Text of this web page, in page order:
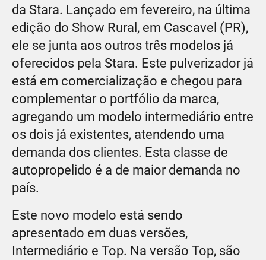
da Stara. Lançado em fevereiro, na última
edição do Show Rural, em Cascavel (PR),
ele se junta aos outros três modelos já
oferecidos pela Stara. Este pulverizador já
está em comercialização e chegou para
complementar o portfólio da marca,
agregando um modelo intermediário entre
os dois já existentes, atendendo uma
demanda dos clientes. Esta classe de
autopropelido é a de maior demanda no
país.
Este novo modelo está sendo
apresentado em duas versões,
Intermediário e Top. Na versão Top, são